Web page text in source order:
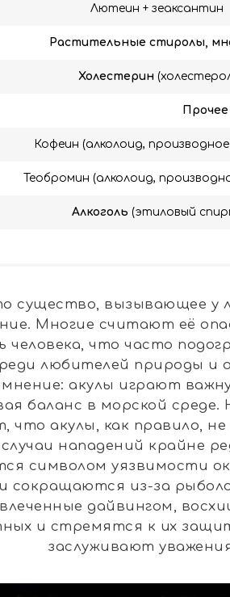
Лютеин + зеаксантин
Растительные стиролы,
Холестерин
Прочее
Кофеин (алколоид,
Теобромин (алколоид,
Алкоголь (этиловый
существо, вызывающее у
Многие считают её
человека, что часто
любителей природы и
акулы играют
баланс в морской
что акулы, как правило,
нападений крайне
символом уязвимости
сокращаются из-за
дайвингом,
и стремятся к их
заслуживают